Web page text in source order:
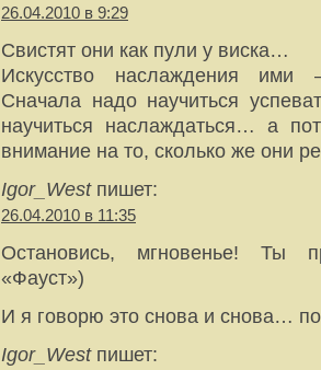
26.04.2010 в 9:29
Свистят они как пули у виска…
Искусство наслаждения ими
Сначала надо научиться
научиться наслаждаться… а
внимание на то, сколько же они
Igor_Westпишет:
26.04.2010 в 11:35
Остановись, мгновенье! Ты
«Фауст»)
И я говорю это снова и снова…
Igor_Westпишет: